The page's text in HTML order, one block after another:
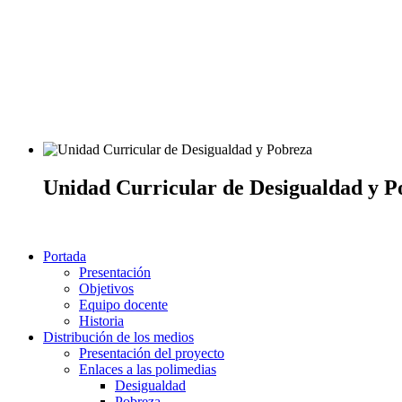
Unidad Curricular de Desigualdad y
Portada
Presentación
Objetivos
Equipo docente
Historia
Distribución de los medios
Presentación del proyecto
Enlaces a las polimedias
Desigualdad